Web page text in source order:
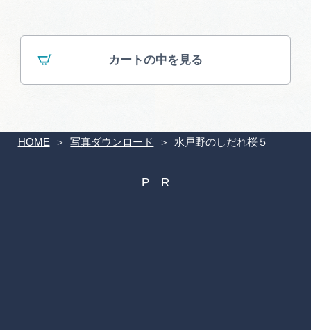
HOME 写真ダウンロード 水戸野のしだれ桜５
カートの中を見る